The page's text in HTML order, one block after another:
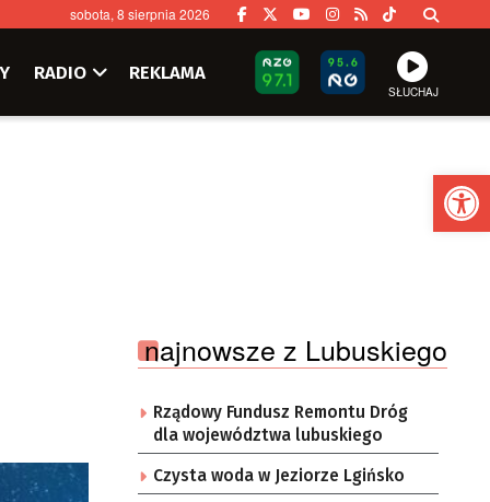
sobota, 8 sierpnia 2026
RADIO REKLAMA
SŁUCHAJ
najnowsze z Lubuskiego
Rządowy Fundusz Remontu Dróg
dla województwa lubuskiego
Czysta woda w Jeziorze Lgińsko